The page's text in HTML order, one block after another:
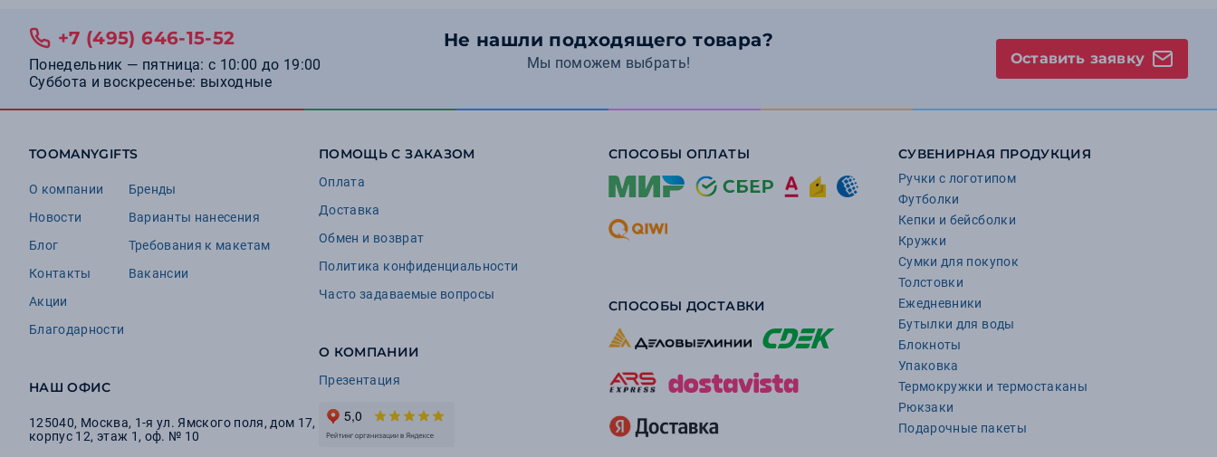
Не нашли подходящего товара?
Мы поможем выбрать!
+7 (495) 646-15-52
Понедельник — пятница: с 10:00 до 19:00
Суббота и воскресенье: выходные
Оставить заявку
TOOMANYGIFTS
О компании
Новости
Блог
Контакты
Акции
Благодарности
Бренды
Варианты нанесения
Требования к макетам
Вакансии
НАШ ОФИС
125040, Москва, 1-я ул. Ямского поля, дом 17,
корпус 12, этаж 1, оф. № 10
ПОМОЩЬ С ЗАКАЗОМ
Оплата
Доставка
Обмен и возврат
Политика конфиденциальности
Часто задаваемые вопросы
О КОМПАНИИ
Презентация
СПОСОБЫ ОПЛАТЫ
СПОСОБЫ ДОСТАВКИ
СУВЕНИРНАЯ ПРОДУКЦИЯ
Ручки с логотипом
Футболки
Кепки и бейсболки
Кружки
Сумки для покупок
Толстовки
Ежедневники
Бутылки для воды
Блокноты
Упаковка
Термокружки и термостаканы
Рюкзаки
Подарочные пакеты